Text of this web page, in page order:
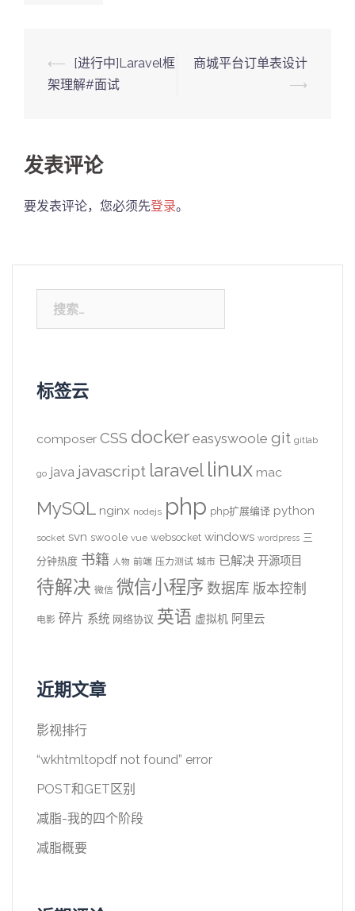
Post
navigation
⟵
[进行中]Laravel框
架理解#面试
商城平台订单表设计
⟶
发表评论
要发表评论，您必须先登录。
索：
标签云
composer CSS docker easyswoole git gitlab
go java javascript laravel linux mac
MySQL nginx nodejs php php扩展编译 python
socket svn swoole vue websocket windows wordpress 三
分钟热度 书籍 人物 前端 压力测试 城市 已解决 开源项目
待解决 微信 微信小程序 数据库 版本控制
电影 碎片 系统 网络协议 英语 虚拟机 阿里云
近期文章
影视排行
“wkhtmltopdf not found” error
POST和GET区别
减脂-我的四个阶段
减脂概要